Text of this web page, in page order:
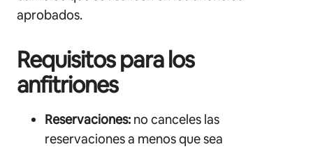
aprobados.
Requisitos para los
anfitriones
Reservaciones: no canceles las
reservaciones a menos que sea